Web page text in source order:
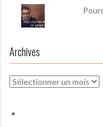
Archives
Archives